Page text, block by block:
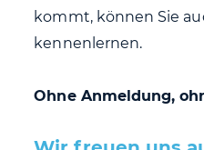
kommt, können Sie
kennenlernen.
Ohne Anmeldung,